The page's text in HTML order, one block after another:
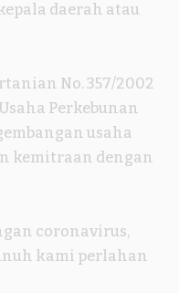
daerah atau
No. 357/2002
Perkebunan
usaha
kemitraan dengan
coronavirus,
kami perlahan